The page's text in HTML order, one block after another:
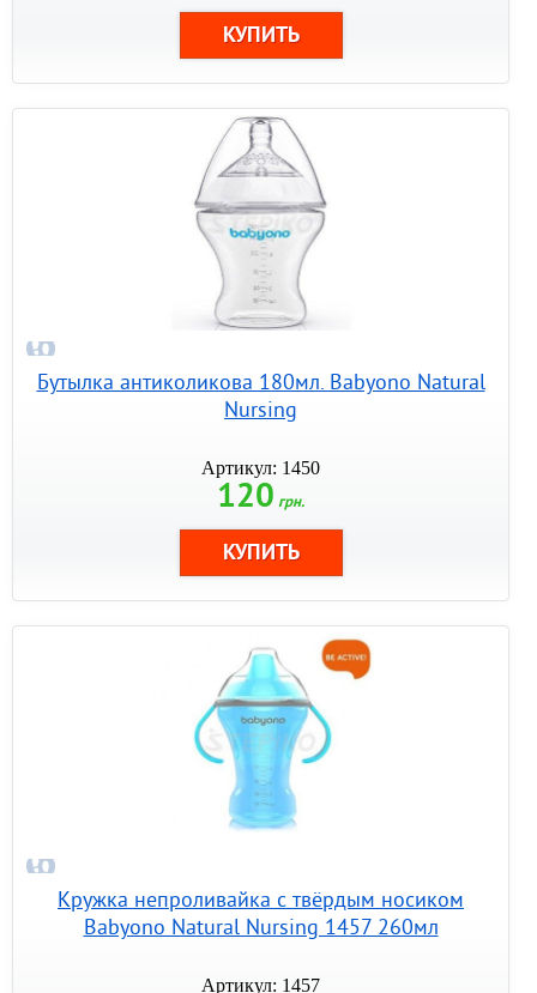
Бутылка антиколикова 180мл. Babyono Natural
Nursing
Артикул: 1450
120 грн.
Кружка непроливайка с твёрдым носиком
Babyono Natural Nursing 1457 260мл
Артикул: 1457